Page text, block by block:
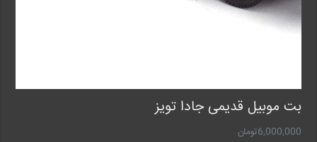
بت موبیل قدیمی جادا تویز
6,000,000تومان